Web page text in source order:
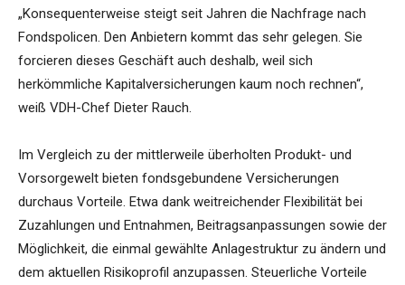
„Konsequenterweise steigt seit Jahren die Nachfrage nach
Fondspolicen. Den Anbietern kommt das sehr gelegen. Sie
forcieren dieses Geschäft auch deshalb, weil sich
herkömmliche Kapitalversicherungen kaum noch rechnen“,
weiß VDH-Chef Dieter Rauch.
Im Vergleich zu der mittlerweile überholten Produkt- und
Vorsorgewelt bieten fondsgebundene Versicherungen
durchaus Vorteile. Etwa dank weitreichender Flexibilität bei
Zuzahlungen und Entnahmen, Beitragsanpassungen sowie der
Möglichkeit, die einmal gewählte Anlagestruktur zu ändern und
dem aktuellen Risikoprofil anzupassen. Steuerliche Vorteile